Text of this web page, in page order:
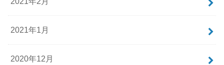
2021年1月
2020年12月